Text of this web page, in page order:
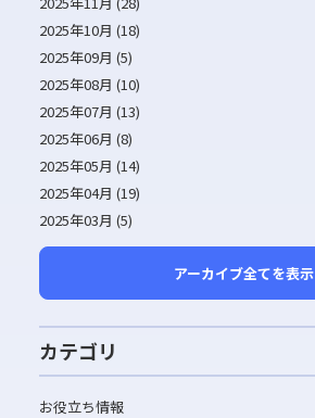
2025年10月 (18)
2025年09月 (5)
2025年08月 (10)
2025年07月 (13)
2025年06月 (8)
2025年05月 (14)
2025年04月 (19)
2025年03月 (5)
アーカイブ全てを表示
カテゴリ
お役立ち情報